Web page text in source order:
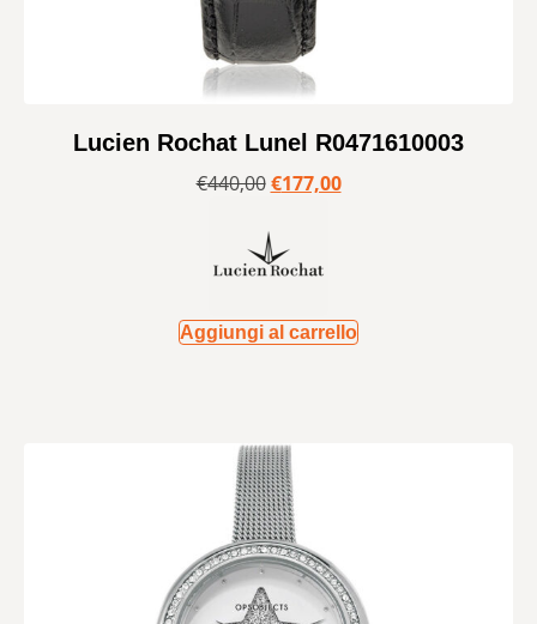
Lucien Rochat Lunel R0471610003
€440,00 €177,00
Aggiungi al carrello